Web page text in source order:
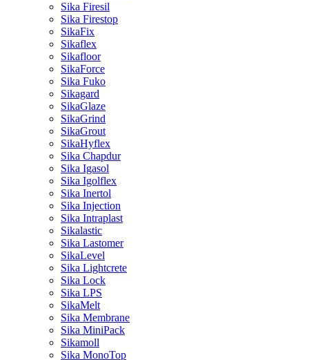
Sika Firesil
Sika Firestop
SikaFix
Sikaflex
Sikafloor
SikaForce
Sika Fuko
Sikagard
SikaGlaze
SikaGrind
SikaGrout
SikaHyflex
Sika Chapdur
Sika Igasol
Sika Igolflex
Sika Inertol
Sika Injection
Sika Intraplast
Sikalastic
Sika Lastomer
SikaLevel
Sika Lightcrete
Sika Lock
Sika LPS
SikaMelt
Sika Membrane
Sika MiniPack
Sikamoll
Sika MonoTop